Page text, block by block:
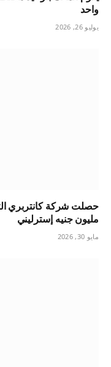
واحد
يوليو 26, 2026
مليون جنيه إسترليني
مايو 30, 2026